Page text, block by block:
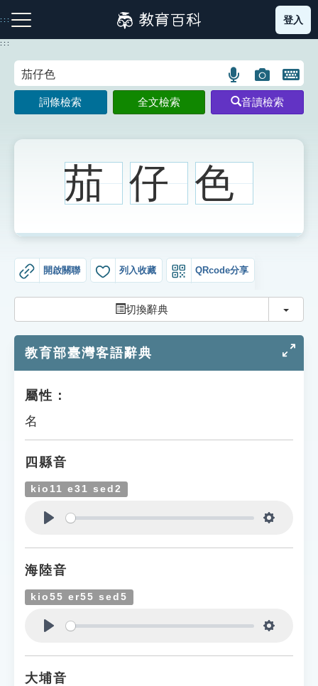
到
主
:::
注音索引圖示 筆畫索引圖示 部首索引表圖示
生字詞彙表
知識索引
遊戲專區
教學應用
貓頭鷹博士
登入
:::
語
言
搜
示
圖
片
搜
開
鍵
圖
詞條檢索 全文檢索 音讀檢索
茄 仔 色
開啟關聯 列入收藏 QRcode分享
切換辭典 切換
教育部臺灣客語辭典
屬性：
名
四縣音
kio11 e31 sed2
海陸音
kio55 er55 sed5
大埔音